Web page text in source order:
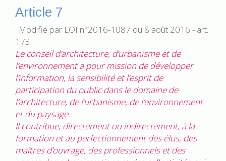
Article 7
· Modifié par LOI n°2016-1087 du 8 août 2016 - art.
173
Le conseil d’architecture, d’urbanisme et de
l’environnement a pour mission de développer
l’information, la sensibilité et l’esprit de
participation du public dans le domaine de
l’architecture, de l’urbanisme, de l’environnement
et du paysage.
Il contribue, directement ou indirectement, à la
formation et au perfectionnement des élus, des
maîtres d’ouvrage, des professionnels et des